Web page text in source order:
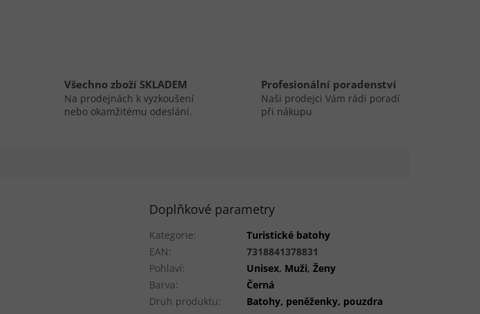
Všechno zboží SKLADEM
Na prodejnách k vyzkoušení
nebo okamžitému odeslání.
Profesionální poradenství
Naši prodejci Vám rádi poradí
při nákupu
Doplňkové parametry
Kategorie:
Turistické batohy
EAN:
7318841378831
Pohlaví: Unisex, Muži,Ženy
Barva:
Černá
Druh produktu:
Batohy, peněženky, pouzdra